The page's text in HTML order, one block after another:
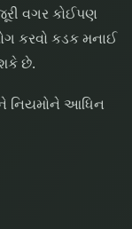
વગર કોઈપણ
કરવો કડક મનાઈ
છે.
નિયમોને આધિન